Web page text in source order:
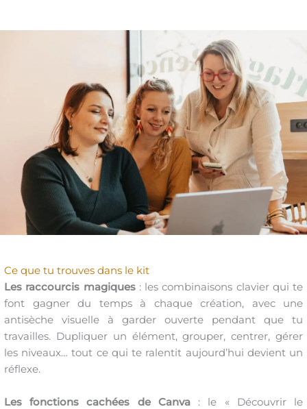
Ce que tu trouves dans le kit
Les raccourcis magiques: les combinaisons clavier qui te
font gagner du temps à chaque création, avec une
antisèche visuelle à garder ouverte pendant que tu
travailles. Dupliquer un élément, grouper, centrer, gérer
les niveaux… tout ce qui te ralentit aujourd’hui devient un
réflexe.
Les fonctions cachées de Canva: le « Découvrir le